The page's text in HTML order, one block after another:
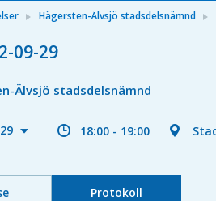
Hägersten-Älvsjö stadsdelsnämnd
09-29
Älvsjö stadsdelsnämnd
18:00 - 19:00
Protokoll